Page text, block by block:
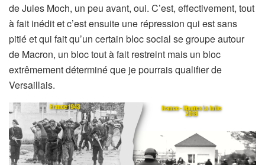
de Jules Moch, un peu avant, oui. C’est, effectivement, tout
à fait inédit et c’est ensuite une répression qui est sans
pitié et qui fait qu’un certain bloc social se groupe autour
de Macron, un bloc tout à fait restreint mais un bloc
extrêmement déterminé que je pourrais qualifier de
Versaillais.